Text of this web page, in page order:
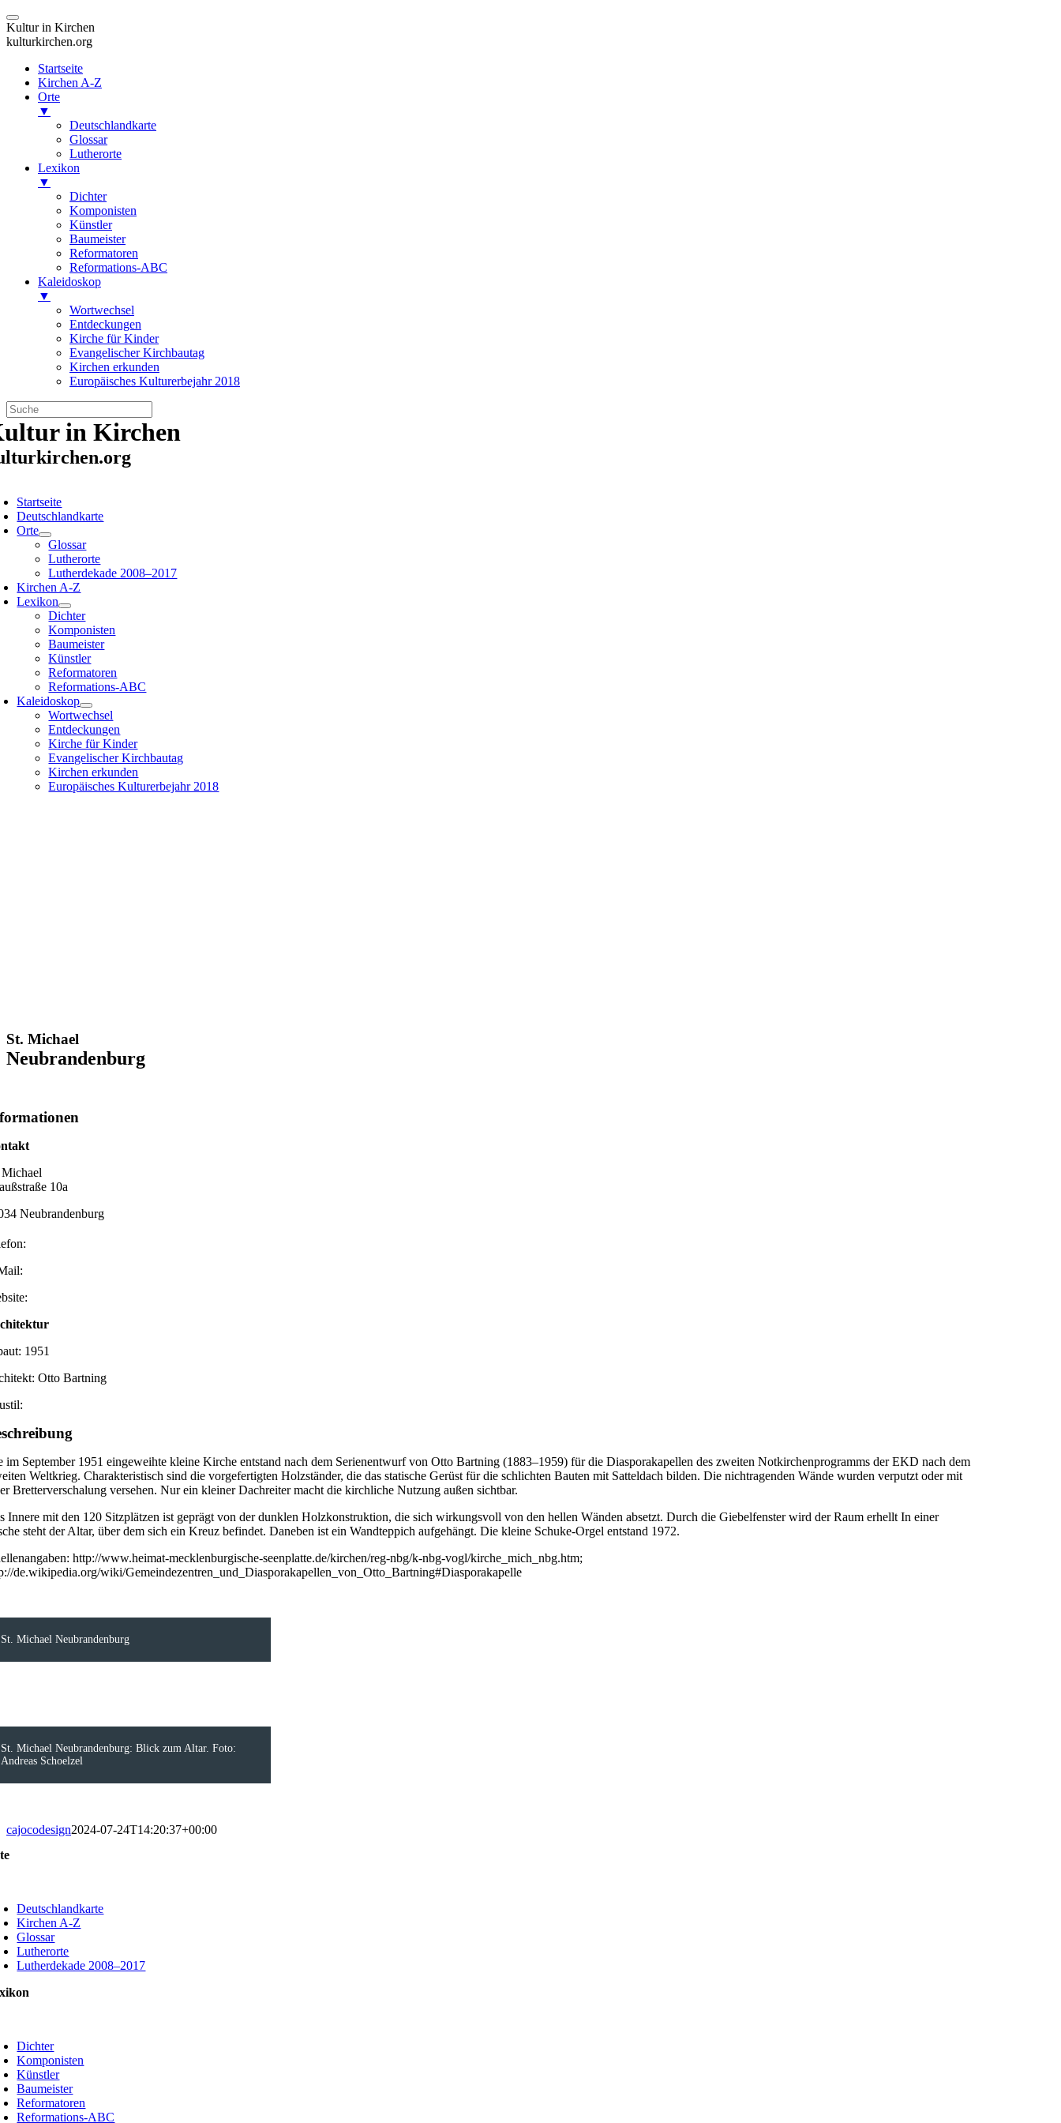
Kultur in Kirchen
kulturkirchen.org
Startseite
Kirchen A-Z
Orte
▼
Deutschlandkarte
Glossar
Lutherorte
Lexikon
▼
Dichter
Komponisten
Künstler
Baumeister
Reformatoren
Reformations-ABC
Kaleidoskop
▼
Wortwechsel
Entdeckungen
Kirche für Kinder
Evangelischer Kirchbautag
Kirchen erkunden
Europäisches Kulturerbejahr 2018
Zum
Inhalt
springen
in Kirchen
Startseite
Deutschlandkarte
Orte
Glossar
Lutherorte
Lutherdekade 2008–2017
Kirchen A-Z
Lexikon
Dichter
Komponisten
Baumeister
Künstler
Reformatoren
Reformations-ABC
Kaleidoskop
Wortwechsel
Entdeckungen
Kirche für Kinder
Evangelischer Kirchbautag
Kirchen erkunden
Europäisches Kulturerbejahr 2018
St. Michael
Neubrandenburg
10a
Neubrandenburg
1951
Otto Bartning
im September 1951 eingeweihte kleine Kirche entstand nach dem Serienentwurf von Otto Bartning (1883–1959) für die Diasporakapellen des zweiten Notkirchenprogramms der EKD nach dem
Weltkrieg. Charakteristisch sind die vorgefertigten Holzständer, die das statische Gerüst für die schlichten Bauten mit Satteldach bilden. Die nichtragenden Wände wurden verputzt oder mit
Bretterverschalung versehen. Nur ein kleiner Dachreiter macht die kirchliche Nutzung außen sichtbar.
Innere mit den 120 Sitzplätzen ist geprägt von der dunklen Holzkonstruktion, die sich wirkungsvoll von den hellen Wänden absetzt. Durch die Giebelfenster wird der Raum erhellt In einer
steht der Altar, über dem sich ein Kreuz befindet. Daneben ist ein Wandteppich aufgehängt. Die kleine Schuke-Orgel entstand 1972.
http://www.heimat-mecklenburgische-seenplatte.de/kirchen/reg-nbg/k-nbg-vogl/kirche_mich_nbg.htm;
de.wikipedia.org/wiki/Gemeindezentren_und_Diasporakapellen_von_Otto_Bartning#Diasporakapelle
St. Michael Neubrandenburg
St. Michael Neubrandenburg: Blick zum Altar. Foto:
Andreas Schoelzel
cajocodesign2024-07-24T14:20:37+00:00
Deutschlandkarte
Kirchen A-Z
Glossar
Lutherorte
Lutherdekade 2008–2017
Dichter
Komponisten
Künstler
Baumeister
Reformatoren
Reformations-ABC